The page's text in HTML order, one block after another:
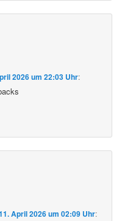
2026 um 22:03 Uhr:
April 2026 um 02:09 Uhr: